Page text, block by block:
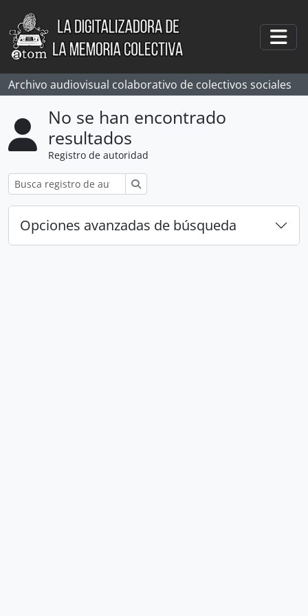
Skip to main content
Archivo audiovisual colaborativo de colectivos sociales
No se han encontrado
resultados
Registro de autoridad
Opciones avanzadas de búsqueda